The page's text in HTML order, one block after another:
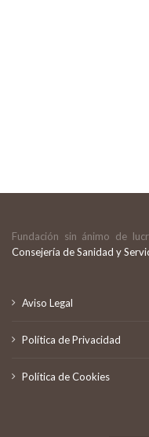
Fundación sin ánimo de
Consejería de Sanidad y
Aviso Legal
Política de Privacidad
Política de Cookies